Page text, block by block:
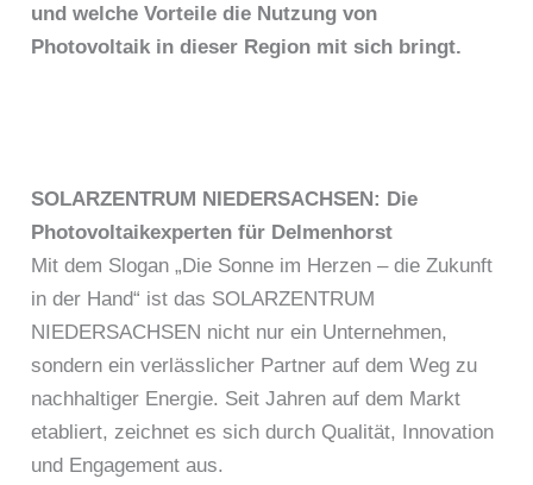
und welche Vorteile die Nutzung von
Photovoltaik in dieser Region mit sich bringt.
SOLARZENTRUM NIEDERSACHSEN: Die
Photovoltaikexperten für Delmenhorst
Mit dem Slogan „Die Sonne im Herzen – die Zukunft
in der Hand“ ist das SOLARZENTRUM
NIEDERSACHSEN nicht nur ein Unternehmen,
sondern ein verlässlicher Partner auf dem Weg zu
nachhaltiger Energie. Seit Jahren auf dem Markt
etabliert, zeichnet es sich durch Qualität, Innovation
und Engagement aus.